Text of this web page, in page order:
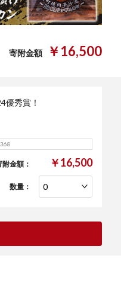
寄附金額 ￥16,500
優秀賞！
附金額： ￥16,500
数量：